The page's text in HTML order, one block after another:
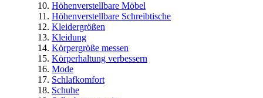
Höhenverstellbare Möbel
Höhenverstellbare Schreibtische
Kleidergrößen
Kleidung
Körpergröße messen
Körperhaltung verbessern
Mode
Schlafkomfort
Schuhe